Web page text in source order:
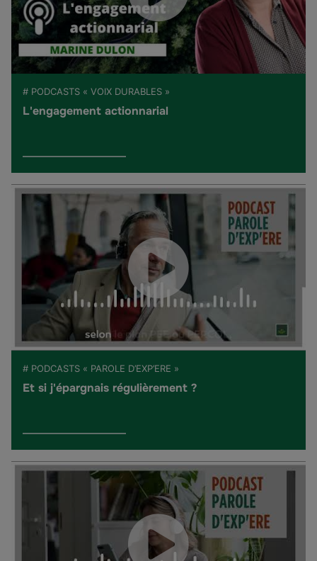
# PODCASTS « VOIX DURABLES »
L'engagement actionnarial
# PODCASTS « PAROLE D’EXP’ERE »
Et si j'épargnais régulièrement ?